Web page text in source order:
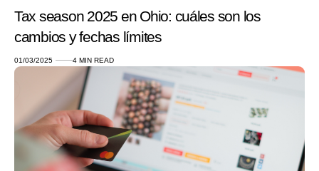
Tax season 2025 en Ohio: cuáles son los
cambios y fechas límites
01/03/2025 4 MIN READ